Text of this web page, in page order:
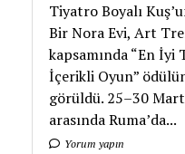
Tiyatro Boyalı
Bir Nora Evi, Art
kapsamında “En İyi
İçerikli Oyun”
görüldü. 25–30
arasında Ruma’da...
Yorum yapın